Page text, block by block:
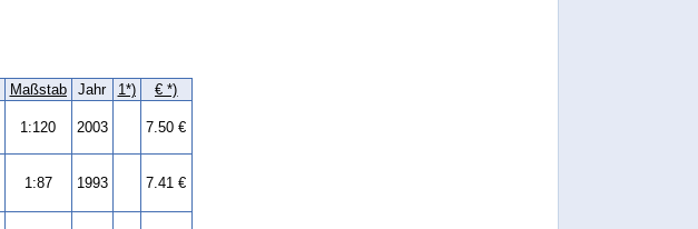
Maßstab Jahr 1*) € *)
1:120 2003 7.50 €
1:87 1993 7.41 €